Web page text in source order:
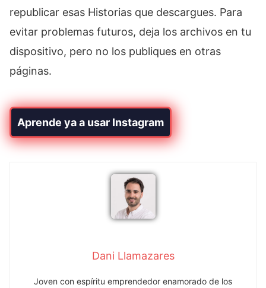
republicar esas Historias que descargues. Para
evitar problemas futuros, deja los archivos en tu
dispositivo, pero no los publiques en otras
páginas.
Aprende ya a usar Instagram
Dani Llamazares
Joven con espíritu emprendedor enamorado de los